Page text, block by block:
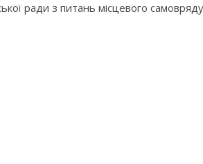
ради з питань місцевого